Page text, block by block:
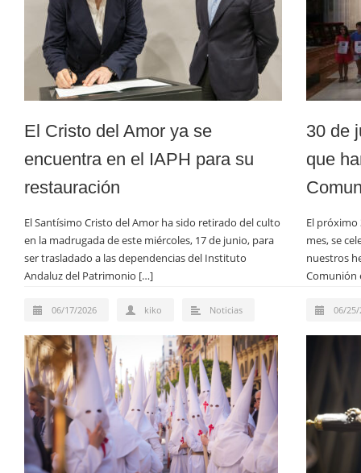
30 de
que
El
mes, se
nuestros
Comunión
06/25/
El Cristo del Amor ya se
encuentra en el IAPH para su
restauración
El Santísimo Cristo del Amor ha sido retirado del culto
en la madrugada de este miércoles, 17 de junio, para
ser trasladado a las dependencias del Instituto
Andaluz del Patrimonio […]
06/17/2026 kiko Noticias